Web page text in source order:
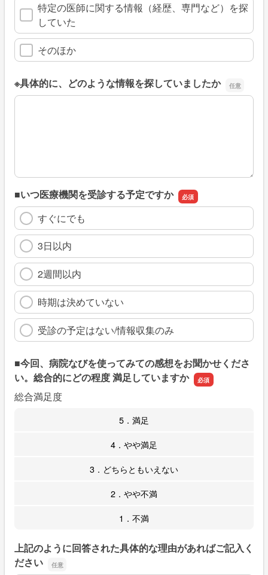
特定の医師に関する情報（経歴、専門など）を探
していた
そのほか
※具体的に、どのような情報を探していましたか
※具体的に、どのような情報を探していましたか
■いつ医療機関を受診する予定ですか
すぐにでも
3日以内
2週間以内
時期は決めていない
受診の予定はない/情報収集のみ
■今回、病院なびを使ってみての感想をお聞かせくださ
い。総合的にどの程度 満足していますか
総合満足度
5．満足
4．やや満足
3．どちらともいえない
2．やや不満
1．不満
上記のように回答された具体的な理由があればご記入く
ださい